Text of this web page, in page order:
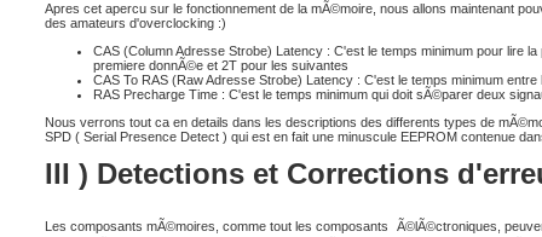
Apres cet apercu sur le fonctionnement de la mÃ©moire, nous allons maintenant
des amateurs d'overclocking :)
CAS (Column Adresse Strobe) Latency : C'est le temps minimum pour lire
premiere donnÃ©e et 2T pour les suivantes
CAS To RAS (Raw Adresse Strobe) Latency : C'est le temps minimum
RAS Precharge Time : C'est le temps minimum qui doit sÃ©parer deux
Nous verrons tout ca en details dans les descriptions des differents types de
SPD ( Serial Presence Detect ) qui est en fait une minuscule EEPROM contenue
III ) Detections et Corrections
Les composants mÃ©moires, comme tout les composants
Ã©lÃ©ctroniques,